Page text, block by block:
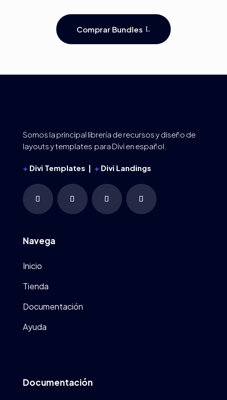
Comprar Bundles
Somos la principal librería de recursos y diseño de
layouts y templates para Divi en español.
+ Divi Templates | + Divi Landings
Navega
Inicio
Tienda
Documentación
Ayuda
Documentación